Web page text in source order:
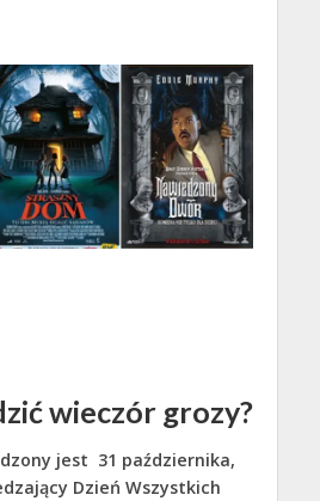
wieczór grozy?
jest 31 października,
Dzień Wszystkich